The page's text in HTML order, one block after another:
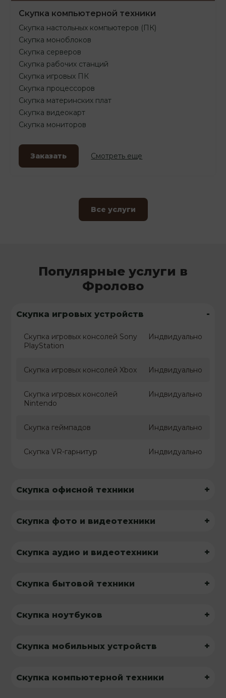
Скупка компьютерной техники
Скупка настольных компьютеров (ПК)
Скупка моноблоков
Скупка серверов
Скупка рабочих станций
Скупка игровых ПК
Скупка процессоров
Скупка материнских плат
Скупка видеокарт
Скупка мониторов
Заказать Смотреть еще
Все услуги
Популярные услуги в
Фролово
Скупка игровых устройств -
Скупка игровых консолей Sony
PlayStation
Индвидуально
Скупка игровых консолей Xbox Индвидуально
Скупка игровых консолей
Nintendo
Индвидуально
Скупка геймпадов Индвидуально
Скупка VR-гарнитур Индвидуально
Скупка офисной техники +
Скупка фото и видеотехники +
Скупка аудио и видеотехники +
Скупка бытовой техники +
Скупка ноутбуков +
Скупка мобильных устройств +
Скупка компьютерной техники +